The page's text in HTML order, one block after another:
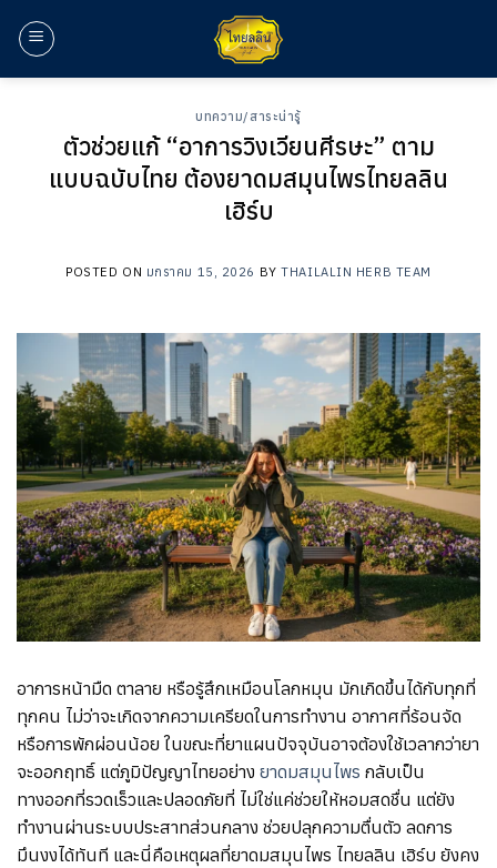
บทความ/สาระน่ารู้
ตัวช่วยแก้ “อาการวิงเวียนศีรษะ” ตาม
แบบฉบับไทย ต้องยาดมสมุนไพรไทยลลิน​
เฮิร์บ​
POSTED ON มกราคม 15, 2026 BYTHAILALIN HERB TEAM
อาการหน้ามืด ตาลาย หรือรู้สึกเหมือนโลกหมุน มักเกิดขึ้นได้กับทุกที่
ทุกคน ไม่ว่าจะเกิดจากความเครียดในการทำงาน อากาศที่ร้อนจัด
หรือการพักผ่อนน้อย ในขณะที่ยาแผนปัจจุบันอาจต้องใช้เวลากว่ายา
จะออกฤทธิ์ แต่ภูมิปัญญาไทยอย่าง ยาดมสมุนไพร กลับเป็น
ทางออกที่รวดเร็วและปลอดภัยที่ ไม่ใช่แค่ช่วยให้หอมสดชื่น แต่ยัง
ทำงานผ่านระบบประสาทส่วนกลาง ช่วยปลุกความตื่นตัว ลดการ
มึนงงได้ทันที และนี่คือเหตุผลที่ยาดมสมุนไพร ไทยลลิน เฮิร์บ ยังคง